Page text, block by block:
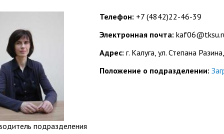
языку как иностранному,
и основам
Российской
Внутренняя система оценки
образования
квота
для иностранных
в общежитие
Педагогические науки"
подразделения
Телефон: +7 (4842)22-46-39
Электронная почта:
Адрес: г. Калуга, ул. Степана
Положение о подразделении: